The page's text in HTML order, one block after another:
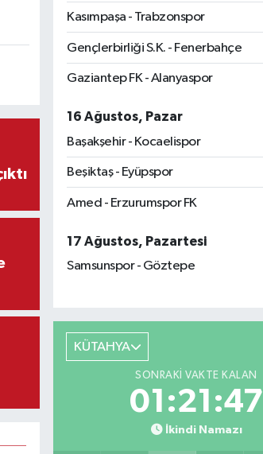
Kasımpaşa - Trabzonspor
Gençlerbirliği S.K. - Fenerbahçe
Gaziantep FK - Alanyaspor
16 Ağustos, Pazar
Başakşehir - Kocaelispor
Beşiktaş - Eyüpspor
Amed - Erzurumspor FK
17 Ağustos, Pazartesi
Samsunspor - Göztepe
KÜTAHYA
SONRAKI VAKTE KALAN
01:21:46
İkindi Namazı